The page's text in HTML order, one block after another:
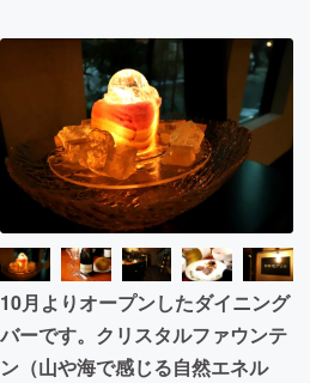
アート・写真
テクノロジー・ガジェット
映像・映画
ビジネス・起業
まちづくり・地域活性化
10月よりオープンしたダイニング
バーです。クリスタルファウンテ
ン（山や海で感じる自然エネル